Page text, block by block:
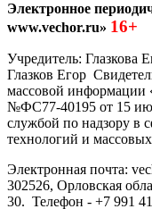
Электронное
www.vechor.ru» 16+
Учредитель: Глазкова
Глазков Егор
массовой информации
№ФС77-40195 от 15
службой по надзору в
технологий и
Электронная почта:
302526, Орловская
30. Телефон - +7 991